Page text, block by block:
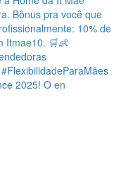
2025! O en